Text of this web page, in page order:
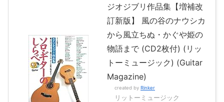
ジオジブリ作品集【増補改
訂新版】 風の谷のナウシカ
から風立ちぬ・かぐや姫の
物語まで (CD2枚付) (リッ
トーミュージック) (Guitar
Magazine)
created by Rinker
リットーミュージック